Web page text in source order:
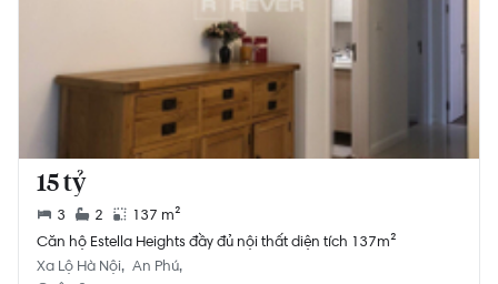
15 tỷ
3 2
137 m²
Căn hộ Estella Heights đầy đủ nội thất diện tích 137m²
Xa Lộ Hà Nội An Phú